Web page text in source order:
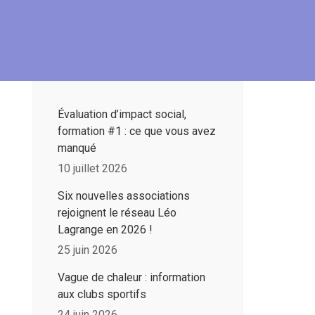
Évaluation d’impact social,
formation #1 : ce que vous avez
manqué
10 juillet 2026
Six nouvelles associations
rejoignent le réseau Léo
Lagrange en 2026 !
25 juin 2026
Vague de chaleur : information
aux clubs sportifs